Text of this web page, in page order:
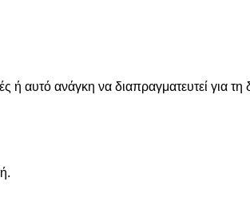
ή αυτό ανάγκη να διαπραγματευτεί για